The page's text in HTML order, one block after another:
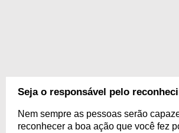
Seja o responsável pelo
Nem sempre as pessoas serão
reconhecer a boa ação que você fez